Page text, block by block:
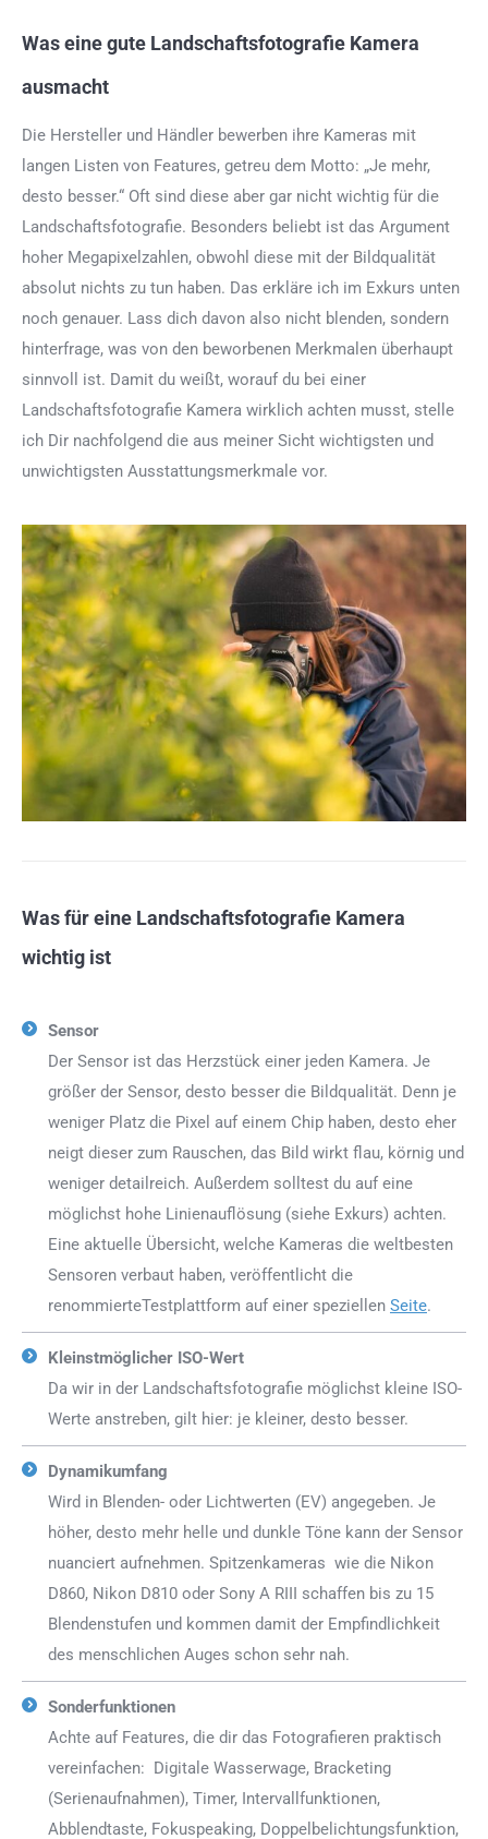
Was eine gute Landschaftsfotografie Kamera
ausmacht
Die Hersteller und Händler bewerben ihre Kameras mit
langen Listen von Features, getreu dem Motto: „Je mehr,
desto besser.“ Oft sind diese aber gar nicht wichtig für die
Landschaftsfotografie. Besonders beliebt ist das Argument
hoher Megapixelzahlen, obwohl diese mit der Bildqualität
absolut nichts zu tun haben. Das erkläre ich im Exkurs unten
noch genauer. Lass dich davon also nicht blenden, sondern
hinterfrage, was von den beworbenen Merkmalen überhaupt
sinnvoll ist. Damit du weißt, worauf du bei einer
Landschaftsfotografie Kamera wirklich achten musst, stelle
ich Dir nachfolgend die aus meiner Sicht wichtigsten und
unwichtigsten Ausstattungsmerkmale vor.
Was für eine Landschaftsfotografie Kamera
wichtig ist
Sensor
Der Sensor ist das Herzstück einer jeden Kamera. Je
größer der Sensor, desto besser die Bildqualität. Denn je
weniger Platz die Pixel auf einem Chip haben, desto eher
neigt dieser zum Rauschen, das Bild wirkt flau, körnig und
weniger detailreich. Außerdem solltest du auf eine
möglichst hohe Linienauflösung (siehe Exkurs) achten.
Eine aktuelle Übersicht, welche Kameras die weltbesten
Sensoren verbaut haben, veröffentlicht die
renommierteTestplattform auf einer speziellen Seite.
Kleinstmöglicher ISO-Wert
Da wir in der Landschaftsfotografie möglichst kleine ISO-
Werte anstreben, gilt hier: je kleiner, desto besser.
Dynamikumfang
Wird in Blenden- oder Lichtwerten (EV) angegeben. Je
höher, desto mehr helle und dunkle Töne kann der Sensor
nuanciert aufnehmen. Spitzenkameras wie die Nikon
D860, Nikon D810 oder Sony A RIII schaffen bis zu 15
Blendenstufen und kommen damit der Empfindlichkeit
des menschlichen Auges schon sehr nah.
Sonderfunktionen
Achte auf Features, die dir das Fotografieren praktisch
vereinfachen: Digitale Wasserwage, Bracketing
(Serienaufnahmen), Timer, Intervallfunktionen,
Abblendtaste, Fokuspeaking, Doppelbelichtungsfunktion,